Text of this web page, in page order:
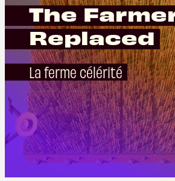
The
Replaced
La ferme célérité